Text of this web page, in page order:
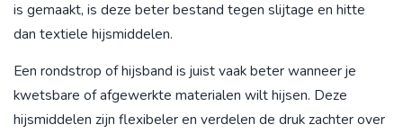
is gemaakt, is deze beter bestand tegen slijtage en hitte
dan textiele hijsmiddelen.
Een rondstrop of hijsband is juist vaak beter wanneer je
kwetsbare of afgewerkte materialen wilt hijsen. Deze
hijsmiddelen zijn flexibeler en verdelen de druk zachter over